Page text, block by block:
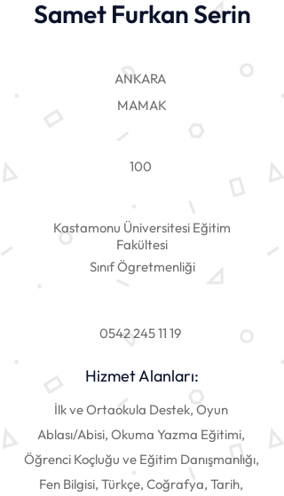
Samet Furkan Serin
ANKARA
MAMAK
100
Kastamonu Üniversitesi Eğitim
Fakültesi
Sınıf Ögretmenliği
0542 245 11 19
Hizmet Alanları:
İlk ve Ortaokula Destek, Oyun
Ablası/Abisi, Okuma Yazma Eğitimi,
Öğrenci Koçluğu ve Eğitim Danışmanlığı,
Fen Bilgisi, Türkçe, Coğrafya, Tarih,